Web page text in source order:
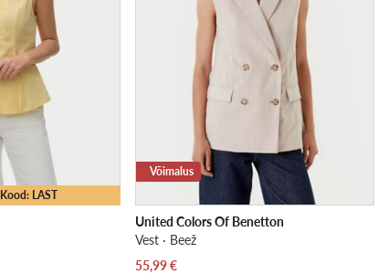
LAST
Võimalus
United Colors Of Benetton
Vest · Beež
Praegune hind
55,99€